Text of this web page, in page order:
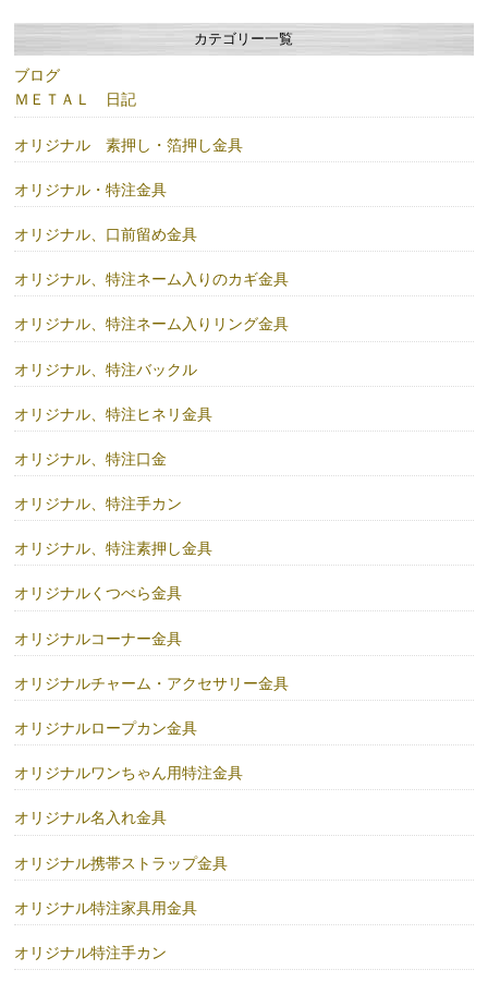
カテゴリー一覧
ブログ
ＭＥＴＡＬ 日記
オリジナル 素押し・箔押し金具
オリジナル・特注金具
オリジナル、口前留め金具
オリジナル、特注ネーム入りのカギ金具
オリジナル、特注ネーム入りリング金具
オリジナル、特注バックル
オリジナル、特注ヒネリ金具
オリジナル、特注口金
オリジナル、特注手カン
オリジナル、特注素押し金具
オリジナルくつべら金具
オリジナルコーナー金具
オリジナルチャーム・アクセサリー金具
オリジナルロープカン金具
オリジナルワンちゃん用特注金具
オリジナル名入れ金具
オリジナル携帯ストラップ金具
オリジナル特注家具用金具
オリジナル特注手カン